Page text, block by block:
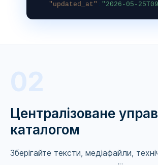
"updated_at"
"2026-05-
02
Централізоване
каталогом
Зберігайте тексти, медіафайли,